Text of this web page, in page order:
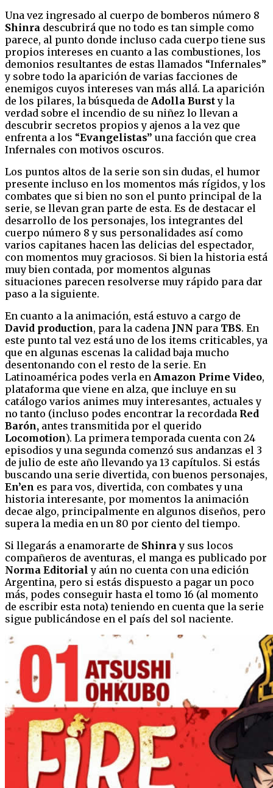
Una vez ingresado al cuerpo de bomberos número 8
Shinra descubrirá que no todo es tan simple como
parece, al punto donde incluso cada cuerpo tiene sus
propios intereses en cuanto a las combustiones, los
demonios resultantes de estas llamados “Infernales”
y sobre todo la aparición de varias facciones de
enemigos cuyos intereses van más allá. La aparición
de los pilares, la búsqueda de Adolla Bursty la
verdad sobre el incendio de su niñez lo llevan a
descubrir secretos propios y ajenos a la vez que
enfrenta a los “Evangelistas” una facción que crea
Infernales con motivos oscuros.
Los puntos altos de la serie son sin dudas, el humor
presente incluso en los momentos más rígidos, y los
combates que si bien no son el punto principal de la
serie, se llevan gran parte de esta. Es de destacar el
desarrollo de los personajes, los integrantes del
cuerpo número 8 y sus personalidades así como
varios capitanes hacen las delicias del espectador,
con momentos muy graciosos. Si bien la historia está
muy bien contada, por momentos algunas
situaciones parecen resolverse muy rápido para dar
paso a la siguiente.
En cuanto a la animación, está estuvo a cargo de
David production, para la cadena JNN para TBS. En
este punto tal vez está uno de los items criticables, ya
que en algunas escenas la calidad baja mucho
desentonando con el resto de la serie. En
Latinoamérica podes verla en Amazon Prime Video,
plataforma que viene en alza, que incluye en su
catálogo varios animes muy interesantes, actuales y
no tanto (incluso podes encontrar la recordada Red
Barón, antes transmitida por el querido
Locomotion). La primera temporada cuenta con 24
episodios y una segunda comenzó sus andanzas el 3
de julio de este año llevando ya 13 capítulos. Si estás
buscando una serie divertida, con buenos personajes,
En’en es para vos, divertida, con combates y una
historia interesante, por momentos la animación
decae algo, principalmente en algunos diseños, pero
supera la media en un 80 por ciento del tiempo.
Si llegarás a enamorarte de Shinray sus locos
compañeros de aventuras, el manga es publicado por
Norma Editorial y aún no cuenta con una edición
Argentina, pero si estás dispuesto a pagar un poco
más, podes conseguir hasta el tomo 16 (al momento
de escribir esta nota) teniendo en cuenta que la serie
sigue publicándose en el país del sol naciente.